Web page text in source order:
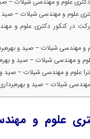
علوم و مهندسی شیلات – صید
علوم و مهندسی شیلات – صید و
در کنکور دکتری علوم و
و مهندسی شیلات – صید و
و مهندسی شیلات – صید و
علوم و مهندسی شیلات – صید و
شیلات – صید و
علوم و